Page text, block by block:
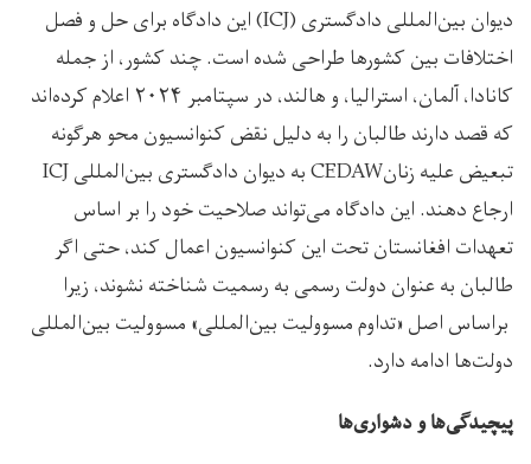
دیوان بین‌المللی دادگستری (ICJ) این دادگاه برای حل و فصل
اختلافات بین کشورها طراحی شده است. چند کشور، از جمله
کانادا، آلمان، استرالیا، و هالند، در سپتامبر ۲۰۲۴ اعلام کرده‌اند
که قصد دارند طالبان را به دلیل نقض کنوانسیون محو هرگونه
تبعیض علیه زنانCEDAW به دیوان دادگستری‌ بین‌المللی ICJ
ارجاع دهند. این دادگاه می‌تواند صلاحیت خود را بر اساس
تعهدات افغانستان تحت این کنوانسیون اعمال کند، حتی اگر
طالبان به عنوان دولت رسمی به رسمیت شناخته نشوند، زیرا
براساس اصل «تداوم مسوولیت بین‌المللی» مسوولیت بین‌المللی
دولت‌ها ادامه دارد.
پیچیدگی‌ها و دشواری‌ها